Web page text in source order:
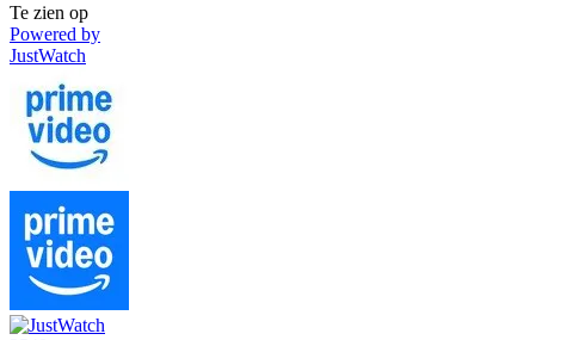
Te zien op
Powered by
JustWatch